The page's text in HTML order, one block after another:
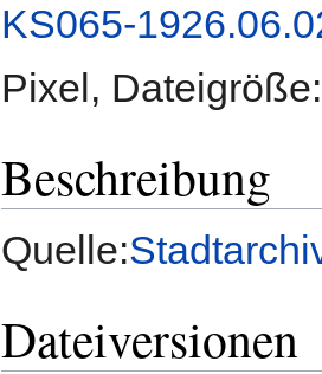
KS065-
Pixel,
Beschreibung
Quelle:
Dateiversionen